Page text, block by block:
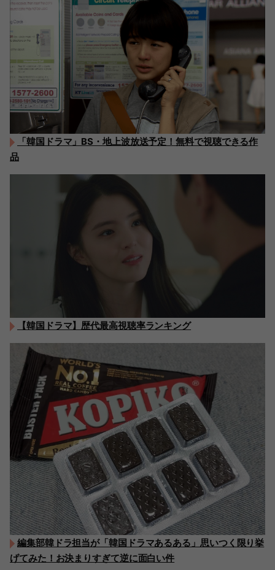
「韓国ドラマ」BS・地上波放送予定！無料で視聴できる作
品
【韓国ドラマ】歴代最高視聴率ランキング
編集部韓ドラ担当が「韓国ドラマあるある」思いつく限り挙
げてみた！お決まりすぎて逆に面白い件